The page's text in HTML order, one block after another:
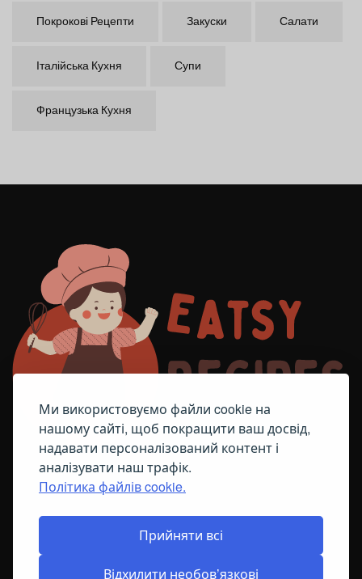
Ми використовуємо файли cookie на
нашому сайті, щоб покращити ваш досвід,
надавати персоналізований контент і
аналізувати наш трафік.
Політика файлів cookie.
Прийняти всі
Відхилити необов’язкові
Покрокові Рецепти Закуски Салати
Італійська Кухня Супи
Французька Кухня
ПОЛІТИКА ЩОДО ФАЙЛІВ COOKIE